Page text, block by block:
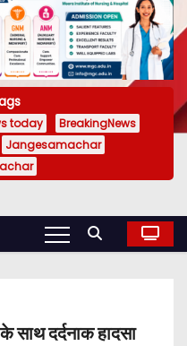
today
BreakingNews
Jangesamachar
साथ दर्दनाक हादसा